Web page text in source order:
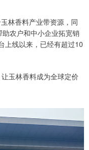
林香料产业带资源，同
农户和中小企业拓宽销
上线以来，已经有超过10
让玉林香料成为全球定价